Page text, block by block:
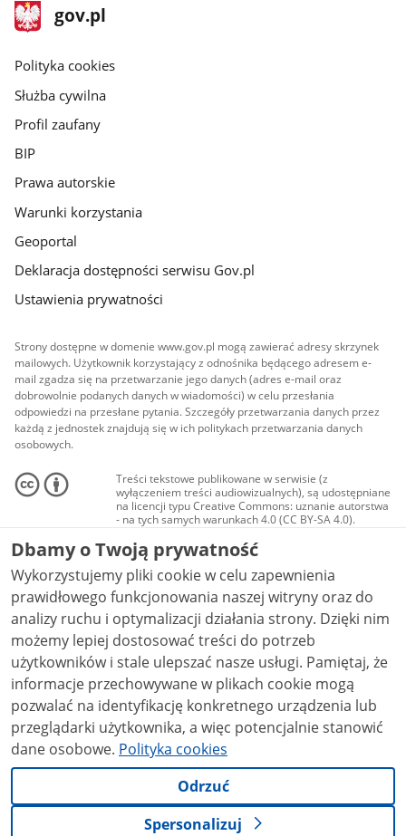
stopka
gov.pl
Strona
gov.pl
gov.pl
Polityka cookies
Służba cywilna
Profil zaufany
BIP
Prawa autorskie
Warunki korzystania
Geoportal
Deklaracja dostępności serwisu Gov.pl
Ustawienia prywatności
Strony dostępne w domenie www.gov.pl mogą zawierać adresy skrzynek
mailowych. Użytkownik korzystający z odnośnika będącego adresem e-
mail zgadza się na przetwarzanie jego danych (adres e-mail oraz
dobrowolnie podanych danych w wiadomości) w celu przesłania
odpowiedzi na przesłane pytania. Szczegóły przetwarzania danych przez
każdą z jednostek znajdują się w ich politykach przetwarzania danych
osobowych.
Treści tekstowe publikowane w serwisie (z
wyłączeniem treści audiowizualnych), są udostępniane
na licencji typu Creative Commons: uznanie autorstwa
- na tych samych warunkach 4.0 (CC BY-SA 4.0).
Materiały audiowizualne, w tym zdjęcia, materiały
audio i wideo, są udostępniane na licencji typu
Creative Commons: uznanie autorstwa użycie
niekomercyjne - bez utworów zależnych 4.0 (CC BY-
NC-ND 4.0), o ile nie jest to stwierdzone inaczej.
Dbamy o Twoją prywatność
Wykorzystujemy pliki cookie w celu zapewnienia
prawidłowego funkcjonowania naszej witryny oraz do
analizy ruchu i optymalizacji działania strony. Dzięki nim
możemy lepiej dostosować treści do potrzeb
użytkowników i stale ulepszać nasze usługi. Pamiętaj, że
informacje przechowywane w plikach cookie mogą
pozwalać na identyfikację konkretnego urządzenia lub
przeglądarki użytkownika, a więc potencjalnie stanowić
dane osobowe. Polityka cookies
Odrzuć
Spersonalizuj